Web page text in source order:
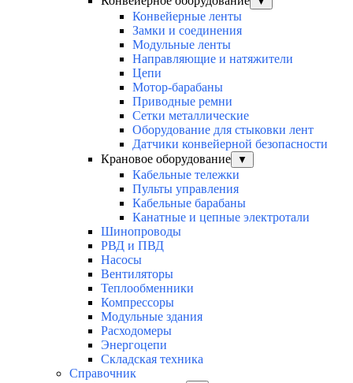
Конвейерные ленты
Замки и соединения
Модульные ленты
Направляющие и натяжители
Цепи
Мотор-барабаны
Приводные ремни
Сетки металлические
Оборудование для стыковки лент
Датчики конвейерной безопасности
Крановое оборудование
▼
Кабельные тележки
Пульты управления
Кабельные барабаны
Канатные и цепные электротали
Шинопроводы
РВД и ПВД
Насосы
Вентиляторы
Теплообменники
Компрессоры
Модульные здания
Расходомеры
Энергоцепи
Складская техника
Справочник